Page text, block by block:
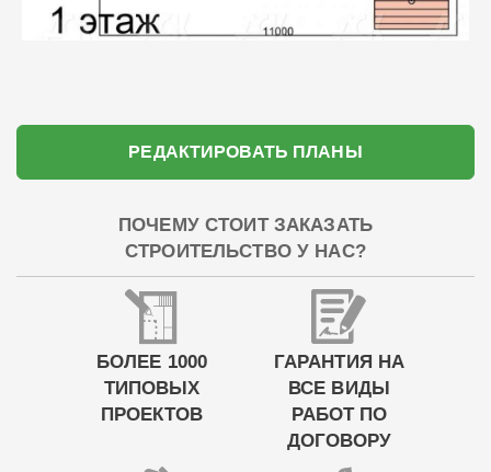
РЕДАКТИРОВАТЬ ПЛАНЫ
ПОЧЕМУ СТОИТ ЗАКАЗАТЬ
СТРОИТЕЛЬСТВО У НАС?
БОЛЕЕ 1000
ТИПОВЫХ
ПРОЕКТОВ
ГАРАНТИЯ НА
ВСЕ ВИДЫ
РАБОТ ПО
ДОГОВОРУ